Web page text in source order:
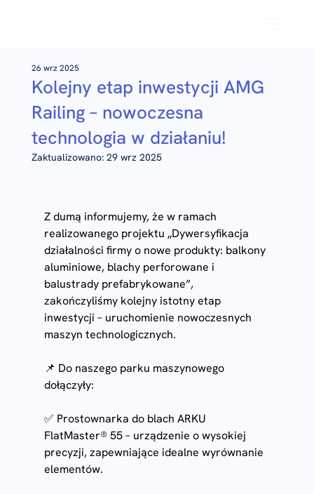
Kolejny etap inwestycji AMG
Railing – nowoczesna
technologia w działaniu!
26 wrz 2025
Zaktualizowano: 29 wrz 2025
Z dumą informujemy, że w ramach
realizowanego projektu „Dywersyfikacja
działalności firmy o nowe produkty: balkony
aluminiowe, blachy perforowane i
balustrady prefabrykowane”,
zakończyliśmy kolejny istotny etap
inwestycji – uruchomienie nowoczesnych
maszyn technologicznych.
📌 Do naszego parku maszynowego
dołączyły:
✅ Prostownarka do blach ARKU
FlatMaster® 55 – urządzenie o wysokiej
precyzji, zapewniające idealne wyrównanie
elementów.